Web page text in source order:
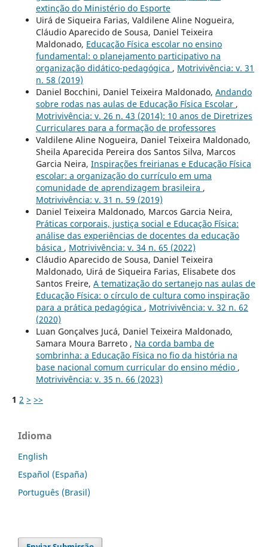
extinção do Ministério do Esporte
Uirá de Siqueira Farias, Valdilene Aline Nogueira,
Cláudio Aparecido de Sousa, Daniel Teixeira
Maldonado, Educação Física escolar no ensino
fundamental: o planejamento participativo na
organização didático-pedagógica , Motrivivência: v. 31
n. 58 (2019)
Daniel Bocchini, Daniel Teixeira Maldonado, Andando
sobre rodas nas aulas de Educação Física Escolar ,
Motrivivência: v. 26 n. 43 (2014): 10 anos de Diretrizes
Curriculares para a formação de professores
Valdilene Aline Nogueira, Daniel Teixeira Maldonado,
Sheila Aparecida Pereira dos Santos Silva, Marcos
Garcia Neira, Inspirações freirianas e Educação Física
escolar: a organização do currículo em uma
comunidade de aprendizagem brasileira ,
Motrivivência: v. 31 n. 59 (2019)
Daniel Teixeira Maldonado, Marcos Garcia Neira,
Práticas corporais, justiça social e Educação Física:
análise das experiências de docentes da educação
básica , Motrivivência: v. 34 n. 65 (2022)
Cláudio Aparecido de Sousa, Daniel Teixeira
Maldonado, Uirá de Siqueira Farias, Elisabete dos
Santos Freire, A tematização do sertanejo nas aulas de
Educação Física: o círculo de cultura como inspiração
para a prática pedagógica , Motrivivência: v. 32 n. 62
(2020)
Luan Gonçalves Jucá, Daniel Teixeira Maldonado,
Samara Moura Barreto , Na corda bamba de
sombrinha: a Educação Física no fio da história na
base nacional comum curricular do ensino médio ,
Motrivivência: v. 35 n. 66 (2023)
1 2 > >>
Idioma
English
Español (España)
Português (Brasil)